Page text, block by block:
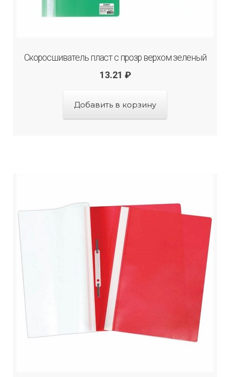
Скоросшиватель пласт с прозр верхом зеленый
13.21 ₽
Добавить в корзину